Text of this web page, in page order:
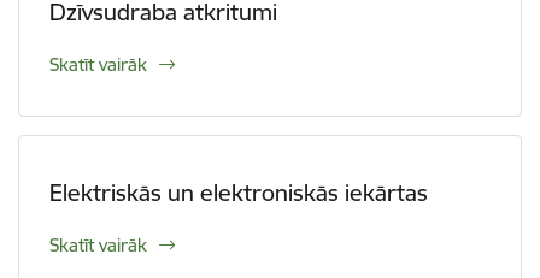
Dzīvsudraba atkritumi
Skatīt vairāk
Elektriskās un elektroniskās iekārtas
Skatīt vairāk